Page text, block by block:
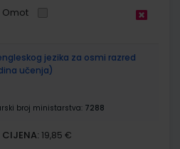
Omot
jezika za osmi razred
učenja)
broj ministarstva: 7288
CIJENA: 19,85 €